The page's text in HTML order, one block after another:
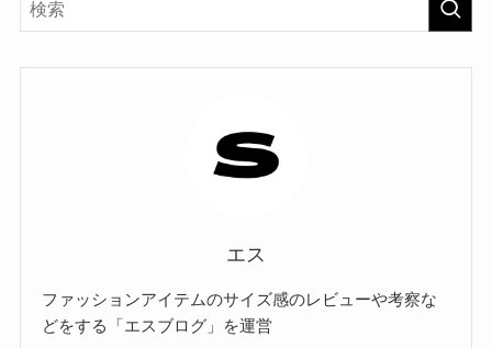
エス
ファッションアイテムのサイズ感のレビューや考察な
どをする「エスブログ」を運営